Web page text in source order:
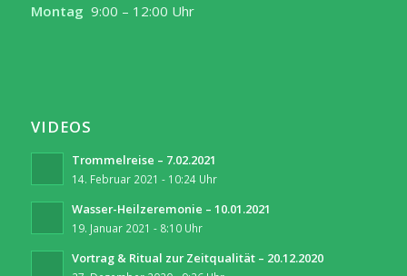
Montag 9:00 – 12:00 Uhr
VIDEOS
Trommelreise – 7.02.2021
14. Februar 2021 - 10:24 Uhr
Wasser-Heilzeremonie – 10.01.2021
19. Januar 2021 - 8:10 Uhr
Vortrag & Ritual zur Zeitqualität – 20.12.2020